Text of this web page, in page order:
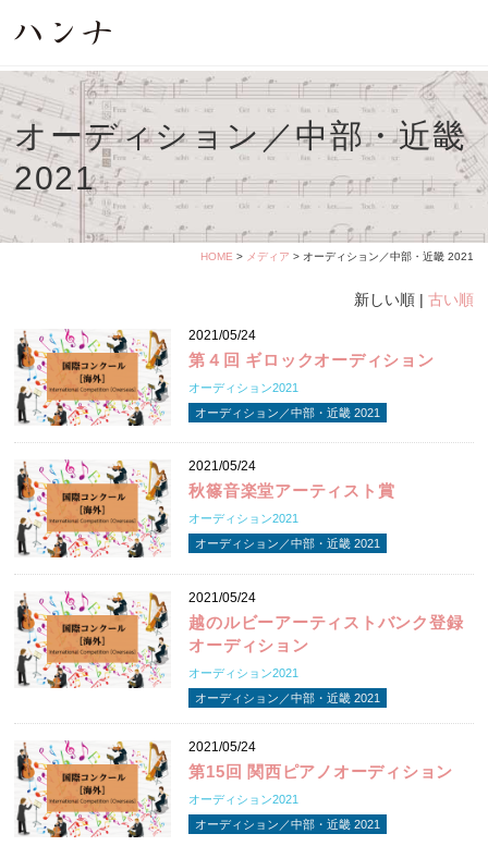
オーディション／中部・近畿
2021
HOME > メディア > オーディション／中部・近畿 2021
新しい順 | 古い順
2021/05/24
第４回 ギロックオーディション
オーディション2021
オーディション／中部・近畿 2021
2021/05/24
秋篠音楽堂アーティスト賞
オーディション2021
オーディション／中部・近畿 2021
2021/05/24
越のルビーアーティストバンク登録
オーディション
オーディション2021
オーディション／中部・近畿 2021
2021/05/24
第15回 関西ピアノオーディション
オーディション2021
オーディション／中部・近畿 2021